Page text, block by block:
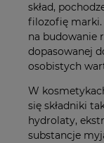
skład,
filozofię marki.
na budowanie
dopasowanej
osobistych
W
się składniki
hydrolaty,
substancje